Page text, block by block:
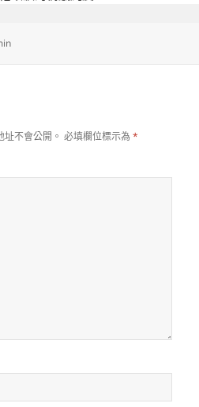
不會公開。 必填欄位標示為*